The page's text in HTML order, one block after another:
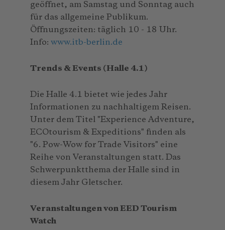
geöffnet, am Samstag und Sonntag auch
für das allgemeine Publikum.
Öffnungszeiten: täglich 10 - 18 Uhr.
Info: www.itb-berlin.de
Trends & Events (Halle 4.1)
Die Halle 4.1 bietet wie jedes Jahr
Informationen zu nachhaltigem Reisen.
Unter dem Titel "Experience Adventure,
ECOtourism & Expeditions" finden als
"6. Pow-Wow for Trade Visitors" eine
Reihe von Veranstaltungen statt. Das
Schwerpunktthema der Halle sind in
diesem Jahr Gletscher.
Veranstaltungen von EED Tourism
Watch